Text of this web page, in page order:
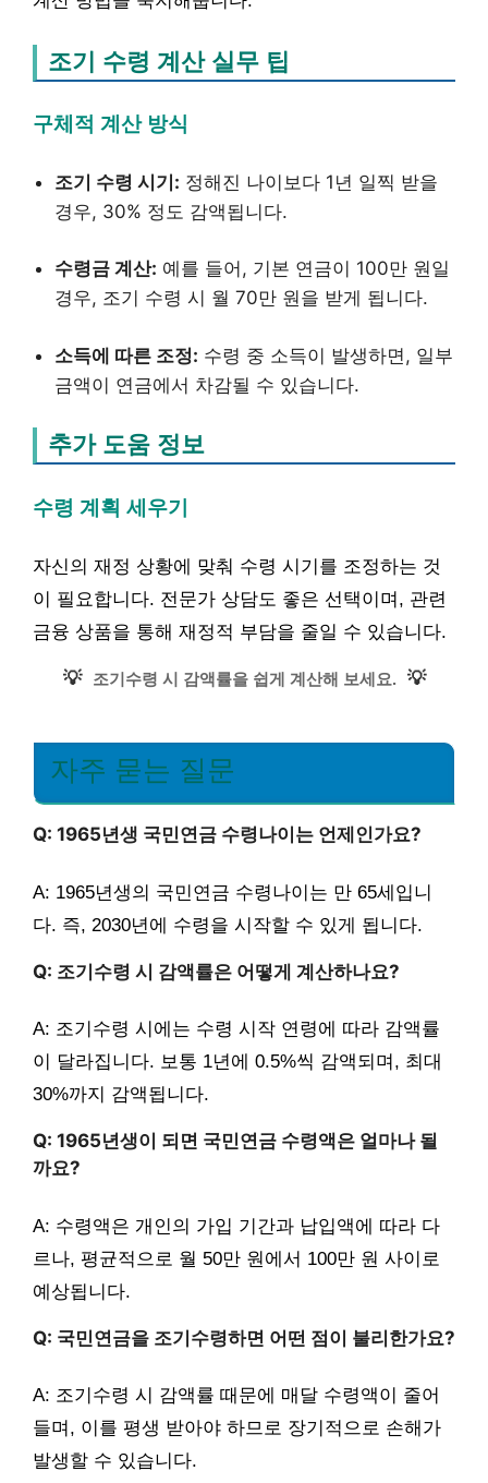
조기 수령 계산 실무 팁
구체적 계산 방식
조기 수령 시기: 정해진 나이보다 1년 일찍 받을
경우, 30% 정도 감액됩니다.
수령금 계산: 예를 들어, 기본 연금이 100만 원일
경우, 조기 수령 시 월 70만 원을 받게 됩니다.
소득에 따른 조정: 수령 중 소득이 발생하면, 일부
금액이 연금에서 차감될 수 있습니다.
추가 도움 정보
수령 계획 세우기
자신의 재정 상황에 맞춰 수령 시기를 조정하는 것
이 필요합니다. 전문가 상담도 좋은 선택이며, 관련
금융 상품을 통해 재정적 부담을 줄일 수 있습니다.
💡 조기수령 시 감액률을 쉽게 계산해 보세요. 💡
자주 묻는 질문
Q: 1965년생 국민연금 수령나이는 언제인가요?
A: 1965년생의 국민연금 수령나이는 만 65세입니
다. 즉, 2030년에 수령을 시작할 수 있게 됩니다.
Q: 조기수령 시 감액률은 어떻게 계산하나요?
A: 조기수령 시에는 수령 시작 연령에 따라 감액률
이 달라집니다. 보통 1년에 0.5%씩 감액되며, 최대
30%까지 감액됩니다.
Q: 1965년생이 되면 국민연금 수령액은 얼마나 될
까요?
A: 수령액은 개인의 가입 기간과 납입액에 따라 다
르나, 평균적으로 월 50만 원에서 100만 원 사이로
예상됩니다.
Q: 국민연금을 조기수령하면 어떤 점이 불리한가요?
A: 조기수령 시 감액률 때문에 매달 수령액이 줄어
들며, 이를 평생 받아야 하므로 장기적으로 손해가
발생할 수 있습니다.